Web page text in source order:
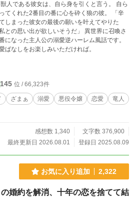
人である彼女は、自ら身を引くと言う。 自ら
くれた2番目の番に心を砕く狼の彼。 「辛
しまった彼女の最後の願いを叶えてやりた
思い出が欲しいそうだ」 異世界に召喚さ
になった主人公の溺愛逆ハーレム風話です。
ばなしをお楽しみいただければ。
145 位 / 66,323件
ざまぁ 溺愛 悪役令嬢 恋愛
竜人
感想数 1,340
文字数 376,900
最終更新日 2026.08.01
登録日 2025.08.09
お気に入り追加 2,322
婚約を解消、十年の恋を捨てて結